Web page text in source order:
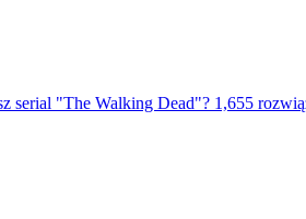
serial "The Walking Dead"? 1,655